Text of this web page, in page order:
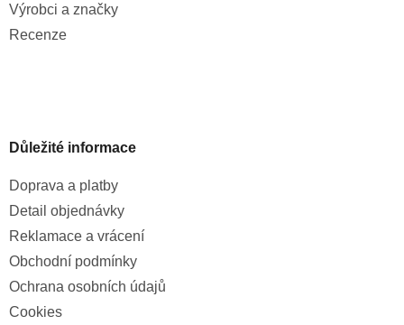
Výrobci a značky
Recenze
Důležité informace
Doprava a platby
Detail objednávky
Reklamace a vrácení
Obchodní podmínky
Ochrana osobních údajů
Cookies